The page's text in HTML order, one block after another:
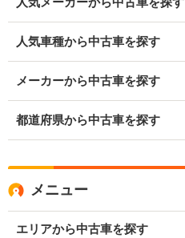
人気車種から中古車を探す
メーカーから中古車を探す
都道府県から中古車を探す
メニュー
エリアから中古車を探す